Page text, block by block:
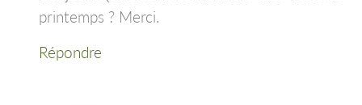
printemps ? Merci.
Répondre